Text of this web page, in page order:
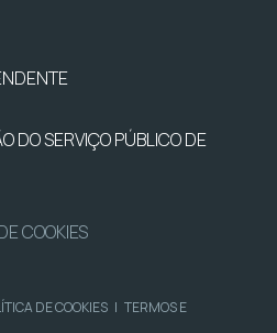
DO SERVIÇO PÚBLICO DE
COOKIES
DE COOKIES | TERMOS E